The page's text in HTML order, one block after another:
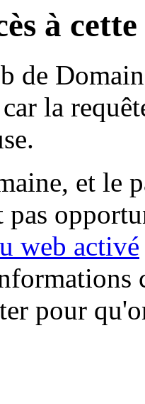
à
de
la
et le
pas
web activé
pour